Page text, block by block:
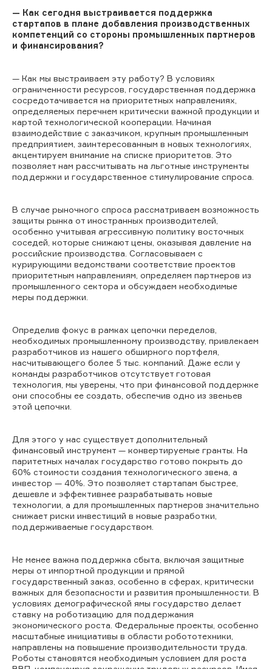
— Как сегодня выстраивается поддержка
стартапов в плане добавления производственных
компетенций со стороны промышленных партнеров
и финансирования?
— Как мы выстраиваем эту работу? В условиях
ограниченности ресурсов, государственная поддержка
сосредотачивается на приоритетных направлениях,
определяемых перечнем критически важной продукции и
картой технологической кооперации. Начиная
взаимодействие с заказчиком, крупным промышленным
предприятием, заинтересованным в новых технологиях,
акцентируем внимание на списке приоритетов. Это
позволяет нам рассчитывать на льготные инструменты
поддержки и государственное стимулирование спроса.
В случае рыночного спроса рассматриваем возможность
защиты рынка от иностранных производителей,
особенно учитывая агрессивную политику восточных
соседей, которые снижают цены, оказывая давление на
российские производства. Согласовываем с
курирующими ведомствами соответствие проектов
приоритетным направлениям, определяем партнеров из
промышленного сектора и обсуждаем необходимые
меры поддержки.
Определив фокус в рамках цепочки переделов,
необходимых промышленному производству, привлекаем
разработчиков из нашего обширного портфеля,
насчитывающего более 5 тыс. компаний. Даже если у
команды разработчиков отсутствует готовая
технология, мы уверены, что при финансовой поддержке
они способны ее создать, обеспечив одно из звеньев
этой цепочки.
Для этого у нас существует дополнительный
финансовый инструмент — конвертируемые гранты. На
паритетных началах государство готово покрыть до
60% стоимости создания технологического звена, а
инвестор — 40%. Это позволяет стартапам быстрее,
дешевле и эффективнее разрабатывать новые
технологии, а для промышленных партнеров значительно
снижает риски инвестиций в новые разработки,
поддерживаемые государством.
Не менее важна поддержка сбыта, включая защитные
меры от импортной продукции и прямой
государственный заказ, особенно в сферах, критически
важных для безопасности и развития промышленности. В
условиях демографической ямы государство делает
ставку на роботизацию для поддержания
экономического роста. Федеральные проекты, особенно
масштабные инициативы в области робототехники,
направлены на повышение производительности труда.
Роботы становятся необходимым условием для роста